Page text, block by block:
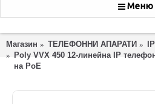
Меню
Магазин ТЕЛЕФОННИ АПАРАТИ
Poly VVX 450 12-линейна IP
на PoE